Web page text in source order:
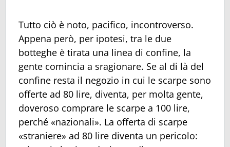
Tutto ciò è noto, pacifico, incontroverso.
Appena però, per ipotesi, tra le due
botteghe è tirata una linea di confine, la
gente comincia a sragionare. Se al di là del
confine resta il negozio in cui le scarpe sono
offerte ad 80 lire, diventa, per molta gente,
doveroso comprare le scarpe a 100 lire,
perché «nazionali». La offerta di scarpe
«straniere» ad 80 lire diventa un pericolo: